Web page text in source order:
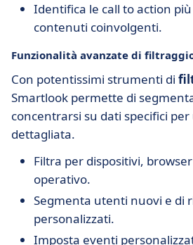
Identifica le call to action
contenuti coinvolgenti.
Funzionalità avanzate di
Con potentissimi strumenti di
Smartlook permette di
concentrarsi su dati specifici
dettagliata.
Filtra per dispositivi,
operativo.
Segmenta utenti nuovi e di
personalizzati.
Imposta eventi